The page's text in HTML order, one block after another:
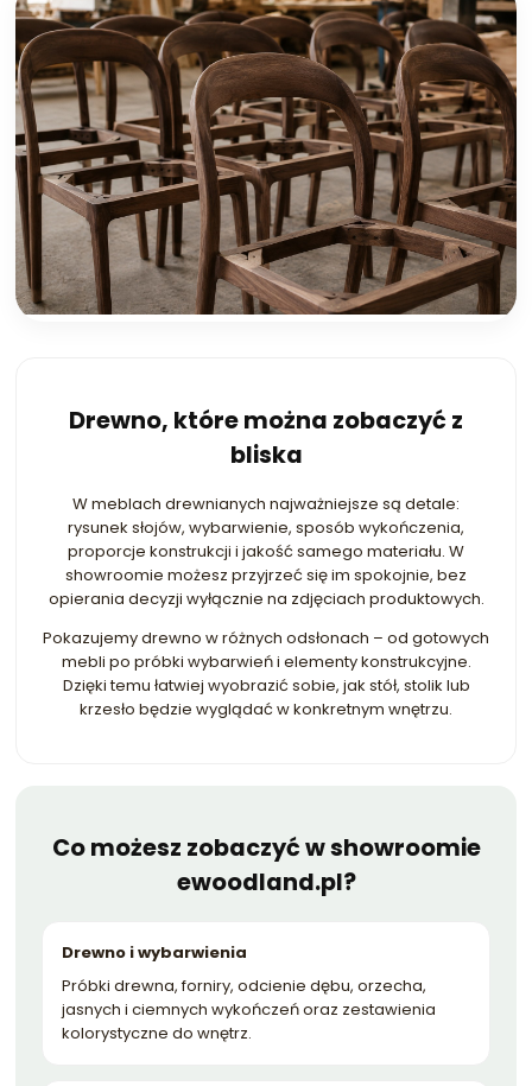
Drewno, które można zobaczyć z
bliska
W meblach drewnianych najważniejsze są detale:
rysunek słojów, wybarwienie, sposób wykończenia,
proporcje konstrukcji i jakość samego materiału. W
showroomie możesz przyjrzeć się im spokojnie, bez
opierania decyzji wyłącznie na zdjęciach produktowych.
Pokazujemy drewno w różnych odsłonach – od gotowych
mebli po próbki wybarwień i elementy konstrukcyjne.
Dzięki temu łatwiej wyobrazić sobie, jak stół, stolik lub
krzesło będzie wyglądać w konkretnym wnętrzu.
Co możesz zobaczyć w showroomie
ewoodland.pl?
Drewno i wybarwienia
Próbki drewna, forniry, odcienie dębu, orzecha,
jasnych i ciemnych wykończeń oraz zestawienia
kolorystyczne do wnętrz.